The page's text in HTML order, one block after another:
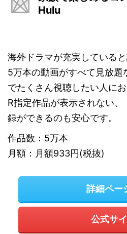
Hulu
海外ドラマが充実していると
5万本の動画がすべて見放題
でたくさん視聴したい人に
R指定作品が表示されない
録ができるのも安心です。
作品数：5万本
月額：月額933円(税抜)
詳細ペー
公式サ